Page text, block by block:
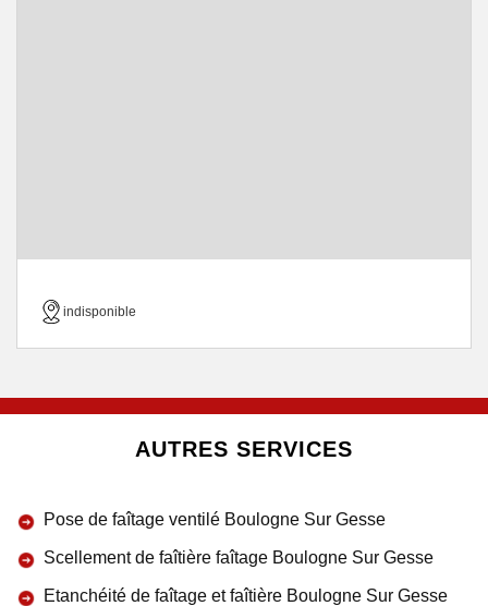
indisponible
AUTRES SERVICES
Pose de faîtage ventilé Boulogne Sur Gesse
Scellement de faîtière faîtage Boulogne Sur Gesse
Etanchéité de faîtage et faîtière Boulogne Sur Gesse